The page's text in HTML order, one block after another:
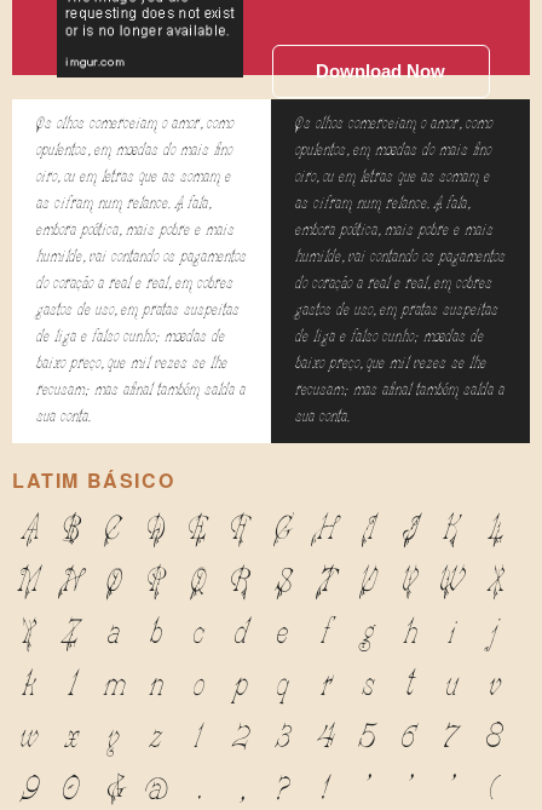
Download Now
Os olhos comerceiam o amor, como
opulentos, em moedas do mais fino
oiro, ou em letras que as somam e
as cifram num relance. A fala,
embora poética, mais pobre e mais
humilde, vai contando os pagamentos
do coração a real e real, em cobres
gastos de uso, em pratas suspeitas
de liga e falso cunho; moedas de
baixo preço, que mil vezes se lhe
recusam; mas afinal também salda a
sua conta.
Os olhos comerceiam o amor, como
opulentos, em moedas do mais fino
oiro, ou em letras que as somam e
as cifram num relance. A fala,
embora poética, mais pobre e mais
humilde, vai contando os pagamentos
do coração a real e real, em cobres
gastos de uso, em pratas suspeitas
de liga e falso cunho; moedas de
baixo preço, que mil vezes se lhe
recusam; mas afinal também salda a
sua conta.
LATIM BÁSICO
A B C D E F G H I J K
L
M N O P Q R S T U V W
X
Y
Z a b c d e f g h i
j
k
l m n o p q r s t u
v
w
x y z 1 2 3 4 5 6 7
8
9
0 & @ . , ? ! ' " "
(